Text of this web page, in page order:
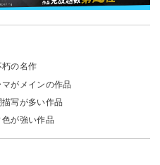
の名作
がメインの作品
写が多い作品
が強い作品